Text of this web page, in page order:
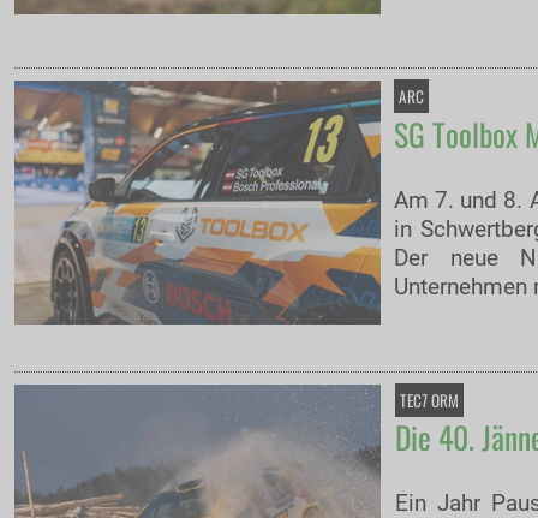
ARC
SG
Am 7. und 8.
in
Der neue
TEC7 ORM
Die 40.
Ein Jahr